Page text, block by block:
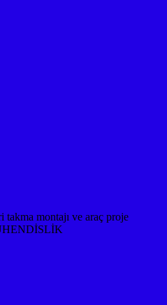
takma montajı ve araç proje